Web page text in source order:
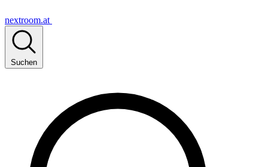
nextroom.at
Suchen